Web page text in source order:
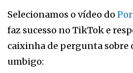
Selecionamos o vídeo do
faz sucesso no TikTok e
caixinha de pergunta sobre
umbigo: